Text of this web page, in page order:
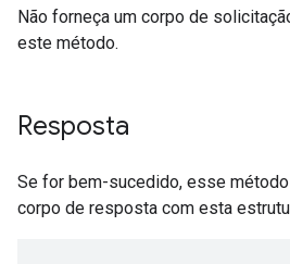
Não forneça um corpo de
este método.
Resposta
Se for bem-sucedido, esse
corpo de resposta com esta